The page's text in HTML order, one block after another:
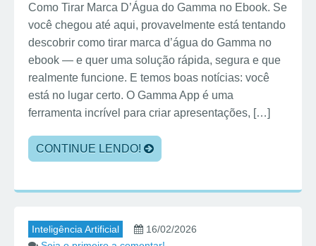
Como Tirar Marca D’Água do Gamma no Ebook. Se
você chegou até aqui, provavelmente está tentando
descobrir como tirar marca d’água do Gamma no
ebook — e quer uma solução rápida, segura e que
realmente funcione. E temos boas notícias: você
está no lugar certo. O Gamma App é uma
ferramenta incrível para criar apresentações, […]
CONTINUE LENDO!
Inteligência Artificial
16/02/2026